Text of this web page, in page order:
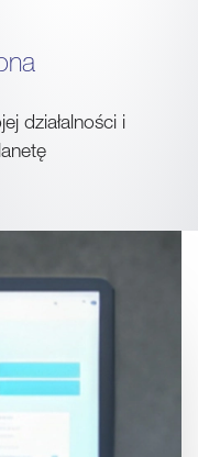
działalności i